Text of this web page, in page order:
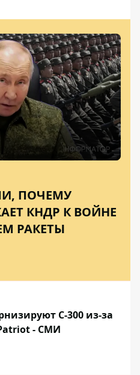
ПОЧЕМУ
КНДР К ВОЙНЕ
РАКЕТЫ
С-300 из-за
- СМИ